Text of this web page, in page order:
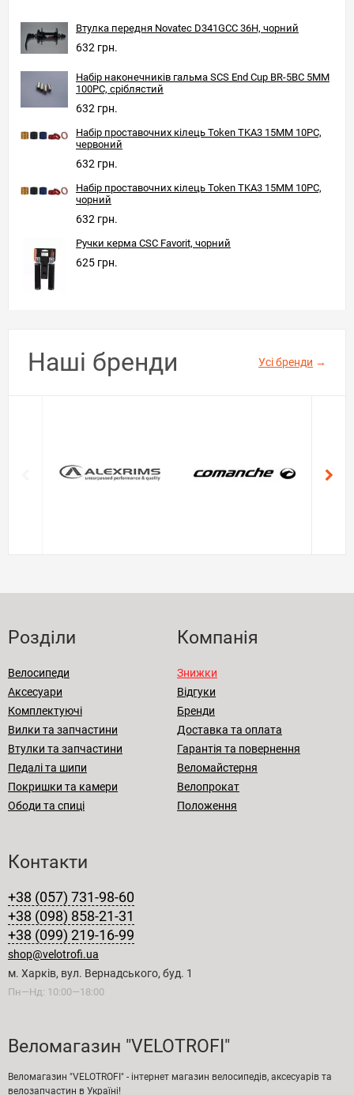
Втулка передня Novatec D341GCC 36H, чорний
632 грн.
Набір наконечників гальма SCS End Cup BR-5BC 5MM
100PC, сріблястий
632 грн.
Набір проставочних кілець Token TKA3 15MM 10PC,
червоний
632 грн.
Набір проставочних кілець Token TKA3 15MM 10PC,
чорний
632 грн.
Ручки керма CSC Favorit, чорний
625 грн.
Наші бренди Усі бренди →
Розділи
Велосипеди
Аксесуари
Комплектуючі
Вилки та запчастини
Втулки та запчастини
Педалі та шипи
Покришки та камери
Ободи та спиці
Компанія
Знижки
Відгуки
Бренди
Доставка та оплата
Гарантія та повернення
Веломайстерня
Велопрокат
Положення
Контакти
+38 (057) 731-98-60
+38 (098) 858-21-31
+38 (099) 219-16-99
shop@velotrofi.ua
м. Харків, вул. Вернадського, буд. 1
Пн—Нд: 10:00—18:00
Веломагазин "VELOTROFI"
Веломагазин "VELOTROFI" - інтернет магазин велосипедів, аксесуарів та
велозапчастин в Україні!